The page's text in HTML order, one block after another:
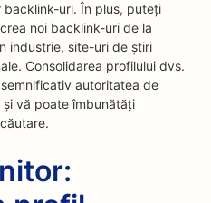
uri. În plus, puteți
noi backlink-uri de la
industrie, site-uri de știri
Consolidarea profilului dvs.
autoritatea de
vă poate îmbunătăți